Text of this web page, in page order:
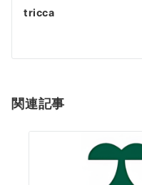
ゲ
シ
ン
tricca
関連記事